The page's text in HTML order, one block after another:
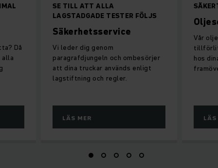
SE TILL ATT ALLA
LAGSTADGADE TESTER FÖLJS
Säkerhetsservice
Vi leder dig genom
paragrafdjungeln och ombesörjer
att dina truckar används enligt
lagstiftning och regler.
LÄS MER
Vår
hos
LÄS
Då
alla